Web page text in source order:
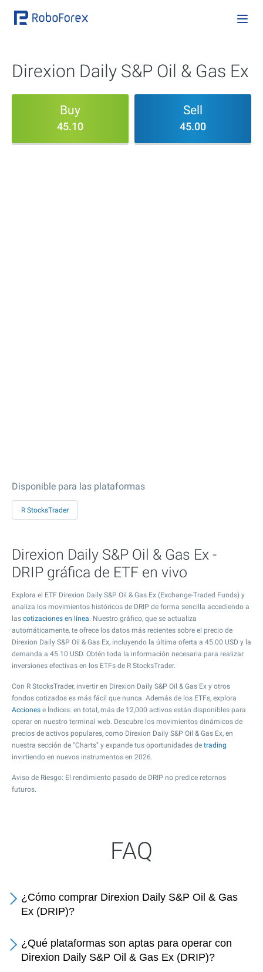
Direxion Daily S&P Oil & Gas Ex
Buy
45.10
Sell
45.00
Disponible para las plataformas
R StocksTrader
Direxion Daily S&P Oil & Gas Ex -
DRIP gráfica de ETF en vivo
Explora el ETF Direxion Daily S&P Oil & Gas Ex (Exchange-Traded Funds) y
analiza los movimientos históricos de DRIP de forma sencilla accediendo a
las cotizaciones en línea. Nuestro gráfico, que se actualiza
automáticamente, te ofrece los datos más recientes sobre el precio de
Direxion Daily S&P Oil & Gas Ex, incluyendo la última oferta a 45.00 USD y la
demanda a 45.10 USD. Obtén toda la información necesaria para realizar
inversiones efectivas en los ETFs de R StocksTrader.
Con R StocksTrader, invertir en Direxion Daily S&P Oil & Gas Ex y otros
fondos cotizados es más fácil que nunca. Además de los ETFs, explora
Acciones e Índices: en total, más de 12,000 activos están disponibles para
operar en nuestro terminal web. Descubre los movimientos dinámicos de
precios de activos populares, como Direxion Daily S&P Oil & Gas Ex, en
nuestra sección de "Charts" y expande tus oportunidades de trading
invirtiendo en nuevos instrumentos en 2026.
Aviso de Riesgo: El rendimiento pasado de DRIP no predice retornos
futuros.
FAQ
¿Cómo comprar Direxion Daily S&P Oil & Gas
Ex (DRIP)?
¿Qué plataformas son aptas para operar con
Direxion Daily S&P Oil & Gas Ex (DRIP)?